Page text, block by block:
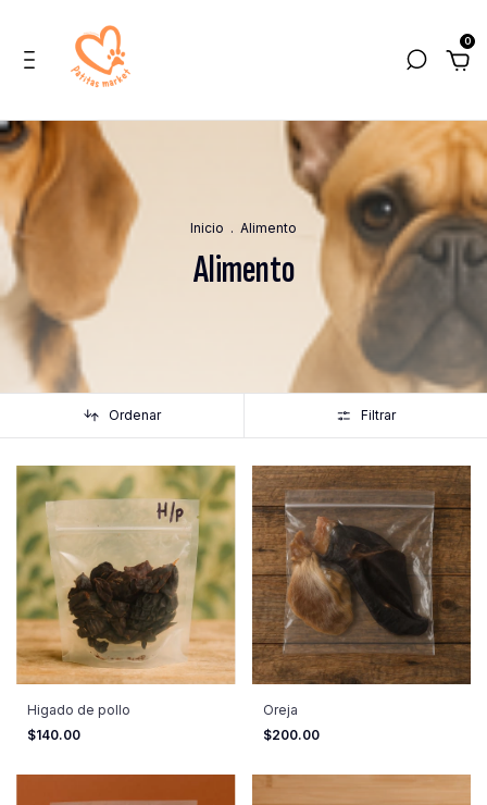
0
Inicio . Alimento
Alimento
Ordenar Filtrar
Higado de pollo
$140.00
Oreja
$200.00